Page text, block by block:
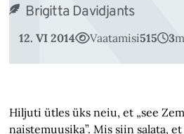
Brigitta Davidjants
12. VI 2014 Vaatamisi515 3
Hiljuti ütles üks neiu, et „see
naistemuusika”. Mis siin salata,